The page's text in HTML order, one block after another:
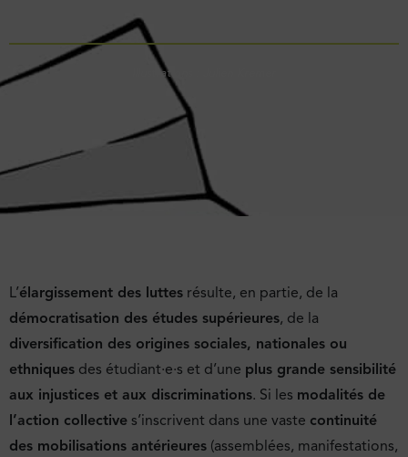
Illustrations : Julien Kremer
L’élargissement des luttes résulte, en partie, de la
démocratisation des études supérieures, de la
diversification des origines sociales, nationales ou
ethniques des étudiant·e·s et d’une plus grande sensibilité
aux injustices et aux discriminations. Si les modalités de
l’action collective s’inscrivent dans une vaste continuité
des mobilisations antérieures (assemblées, manifestations,